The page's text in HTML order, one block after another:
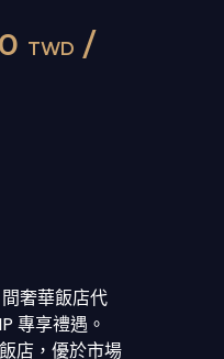
TWD /
奢華飯店代
專享禮遇。
店，優於市場